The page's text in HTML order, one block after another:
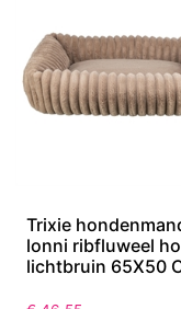
Trixie
lonni ribfluweel
lichtbruin 65X50